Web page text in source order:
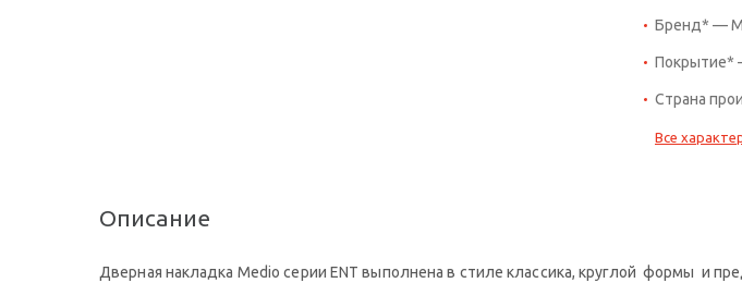
Бренд* —
Покрытие*
Страна
Все
Описание
Дверная накладка Мedio серии ЕNT выполнена в стиле классика, круглой формы и